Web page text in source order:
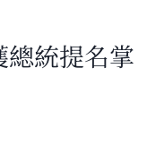
統提名掌